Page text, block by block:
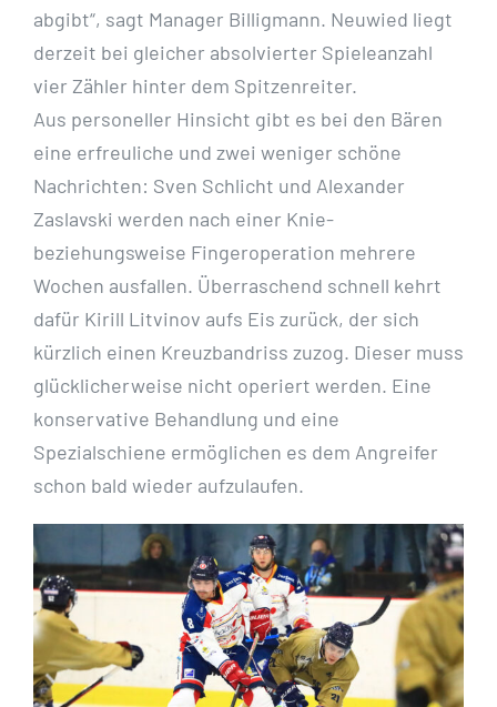
abgibt“, sagt Manager Billigmann. Neuwied liegt
derzeit bei gleicher absolvierter Spieleanzahl
vier Zähler hinter dem Spitzenreiter.
Aus personeller Hinsicht gibt es bei den Bären
eine erfreuliche und zwei weniger schöne
Nachrichten: Sven Schlicht und Alexander
Zaslavski werden nach einer Knie-
beziehungsweise Fingeroperation mehrere
Wochen ausfallen. Überraschend schnell kehrt
dafür Kirill Litvinov aufs Eis zurück, der sich
kürzlich einen Kreuzbandriss zuzog. Dieser muss
glücklicherweise nicht operiert werden. Eine
konservative Behandlung und eine
Spezialschiene ermöglichen es dem Angreifer
schon bald wieder aufzulaufen.